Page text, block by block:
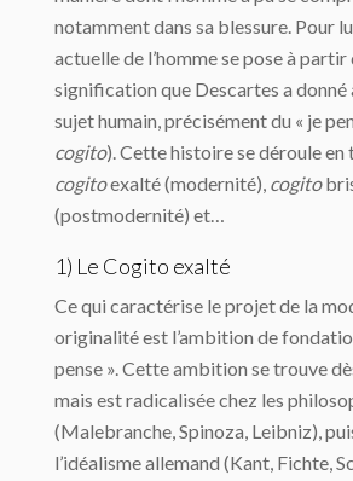
notamment dans sa blessure. Pour
actuelle de l’homme se pose à partir
signification que Descartes a donné
sujet humain, précisément du « je
cogito). Cette histoire se déroule en
cogitoexalté (modernité), cogito
(postmodernité) et…
1) Le Cogito exalté
Ce qui caractérise le projet de la
originalité est l’ambition de
pense ». Cette ambition se trouve
mais est radicalisée chez les
(Malebranche, Spinoza, Leibniz),
l’idéalisme allemand (Kant, Fichte,